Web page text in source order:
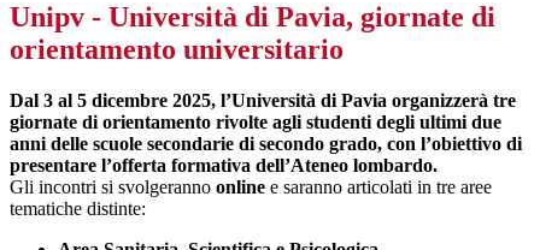
Unipv - Università di Pavia, giornate di
orientamento universitario
Dal 3 al 5 dicembre 2025, l’Università di Pavia organizzerà tre
giornate di orientamento rivolte agli studenti degli ultimi due
anni delle scuole secondarie di secondo grado, con l’obiettivo di
presentare l’offerta formativa dell’Ateneo lombardo.
Gli incontri si svolgeranno online e saranno articolati in tre aree
tematiche distinte: